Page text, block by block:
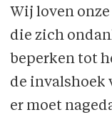
Wij loven
die zich
beperken tot
de invalshoek
er moet